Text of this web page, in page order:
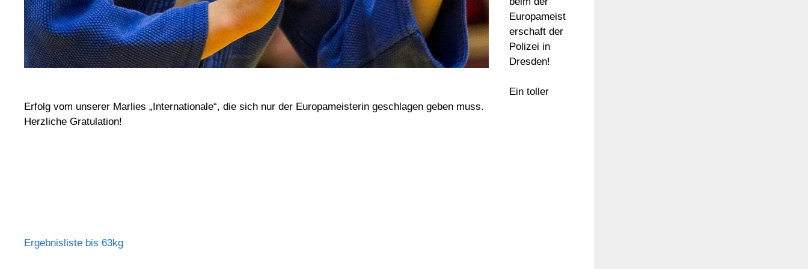
Europameist
erschaft der
Polizei in
Dresden!
Ein toller
Erfolg vom unserer Marlies „Internationale“, die sich nur der Europameisterin geschlagen geben muss.
Herzliche Gratulation!
Ergebnisliste bis 63kg